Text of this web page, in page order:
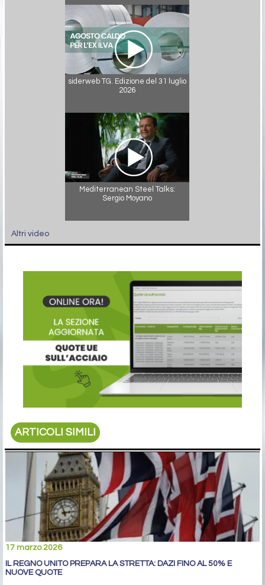
siderweb TG. Edizione del 31 luglio
2026
Mediterranean Steel Talks:
Sergio Moyano
Altri video
ARTICOLI SIMILI
17 marzo 2026
IL REGNO UNITO PREPARA LA STRETTA: DAZI FINO AL 50% E
NUOVE QUOTE